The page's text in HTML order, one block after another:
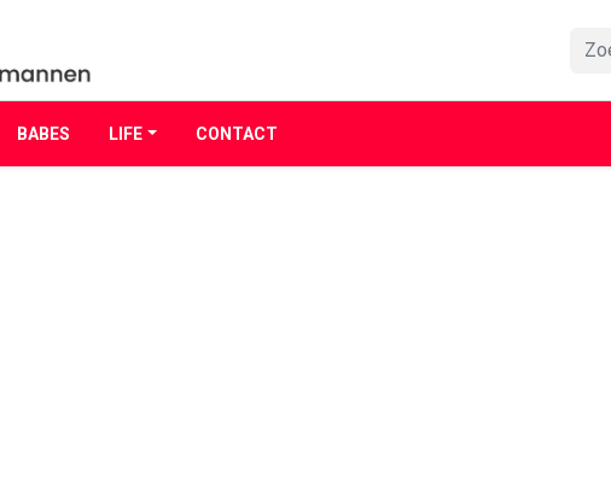
BABES LIFE CONTACT